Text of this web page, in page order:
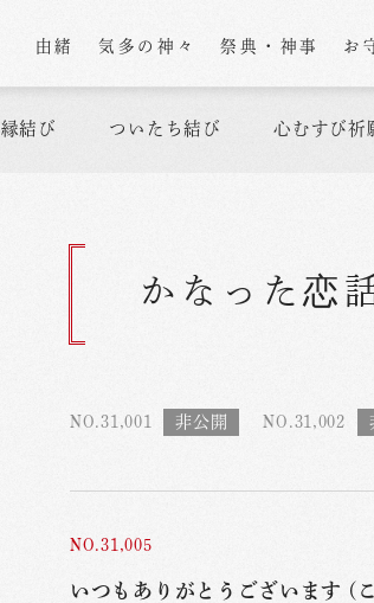
由緒 気多の神々 祭典・神事 お
縁結び ついたち結び 心むすび祈
かなった恋
NO.31,001 NO.31,002
NO.31,005
いつもありがとうございます (